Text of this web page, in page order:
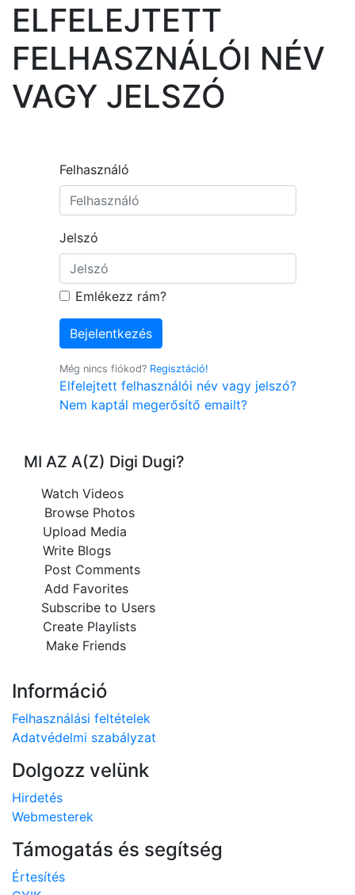
ELFELEJTETT
FELHASZNÁLÓI NÉV
VAGY JELSZÓ
Felhasználó
Jelszó
Emlékezz rám?
Bejelentkezés
Még nincs fiókod? Regisztáció!
Elfelejtett felhasználói név vagy jelszó?
Nem kaptál megerősítő emailt?
MI AZ A(Z) Digi Dugi?
Watch Videos
Browse Photos
Upload Media
Write Blogs
Post Comments
Add Favorites
Subscribe to Users
Create Playlists
Make Friends
Információ
Felhasználási feltételek
Adatvédelmi szabályzat
Dolgozz velünk
Hirdetés
Webmesterek
Támogatás és segítség
Értesítés